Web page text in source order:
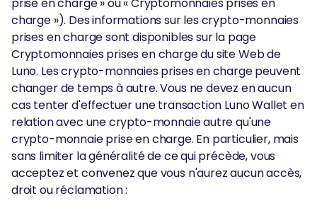
charge »). Des informations sur les crypto-monnaies
prises en charge sont disponibles sur la page
Cryptomonnaies prises en charge du site Web de
Luno. Les crypto-monnaies prises en charge peuvent
changer de temps à autre. Vous ne devez en aucun
cas tenter d'effectuer une transaction Luno Wallet en
relation avec une crypto-monnaie autre qu'une
crypto-monnaie prise en charge. En particulier, mais
sans limiter la généralité de ce qui précède, vous
acceptez et convenez que vous n'aurez aucun accès,
droit ou réclamation :